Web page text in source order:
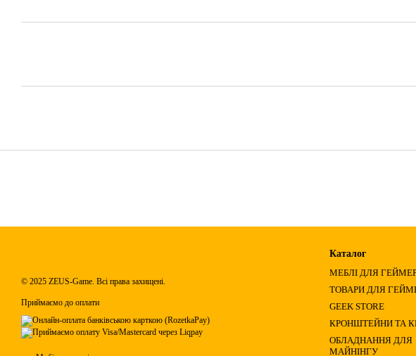
© 2025 ZEUS-Game. Всі права захищені.
Приймаємо до оплати
Каталог
МЕБЛІ ДЛЯ
ТОВАРИ ДЛЯ
GEEK STORE
КРОНШТЕЙНИ ТА
ОБЛАДНАННЯ ДЛЯ
МАЙНІНГУ